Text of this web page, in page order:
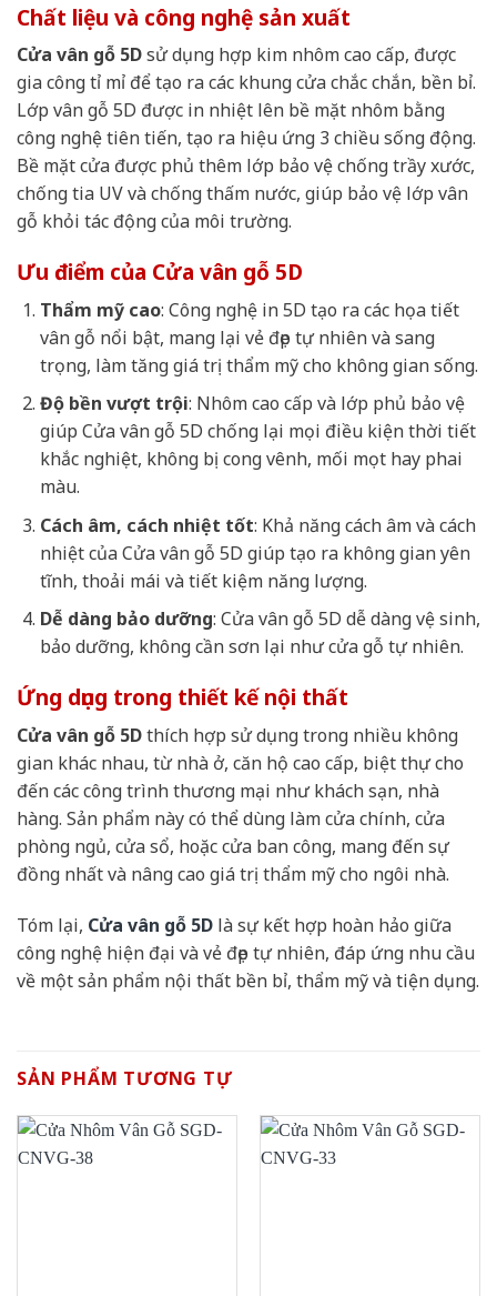
Chất liệu và công nghệ sản xuất
Cửa vân gỗ 5Dsử dụng hợp kim nhôm cao cấp, được
gia công tỉ mỉ để tạo ra các khung cửa chắc chắn, bền bỉ.
Lớp vân gỗ 5D được in nhiệt lên bề mặt nhôm bằng
công nghệ tiên tiến, tạo ra hiệu ứng 3 chiều sống động.
Bề mặt cửa được phủ thêm lớp bảo vệ chống trầy xước,
chống tia UV và chống thấm nước, giúp bảo vệ lớp vân
gỗ khỏi tác động của môi trường.
Ưu điểm của Cửa vân gỗ 5D
Thẩm mỹ cao: Công nghệ in 5D tạo ra các họa tiết
vân gỗ nổi bật, mang lại vẻ đẹp tự nhiên và sang
trọng, làm tăng giá trị thẩm mỹ cho không gian sống.
Độ bền vượt trội: Nhôm cao cấp và lớp phủ bảo vệ
giúp Cửa vân gỗ 5D chống lại mọi điều kiện thời tiết
khắc nghiệt, không bị cong vênh, mối mọt hay phai
màu.
Cách âm, cách nhiệt tốt: Khả năng cách âm và cách
nhiệt của Cửa vân gỗ 5D giúp tạo ra không gian yên
tĩnh, thoải mái và tiết kiệm năng lượng.
Dễ dàng bảo dưỡng: Cửa vân gỗ 5D dễ dàng vệ sinh,
bảo dưỡng, không cần sơn lại như cửa gỗ tự nhiên.
Ứng dụng trong thiết kế nội thất
Cửa vân gỗ 5Dthích hợp sử dụng trong nhiều không
gian khác nhau, từ nhà ở, căn hộ cao cấp, biệt thự cho
đến các công trình thương mại như khách sạn, nhà
hàng. Sản phẩm này có thể dùng làm cửa chính, cửa
phòng ngủ, cửa sổ, hoặc cửa ban công, mang đến sự
đồng nhất và nâng cao giá trị thẩm mỹ cho ngôi nhà.
Tóm lại, Cửa vân gỗ 5D là sự kết hợp hoàn hảo giữa
công nghệ hiện đại và vẻ đẹp tự nhiên, đáp ứng nhu cầu
về một sản phẩm nội thất bền bỉ, thẩm mỹ và tiện dụng.
SẢN PHẨM TƯƠNG TỰ